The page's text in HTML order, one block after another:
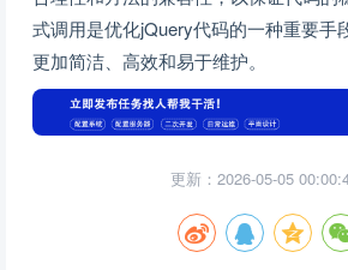
式调用是优化jQuery代码的一种重要手
更加简洁、高效和易于维护。
更新：2026-05-05